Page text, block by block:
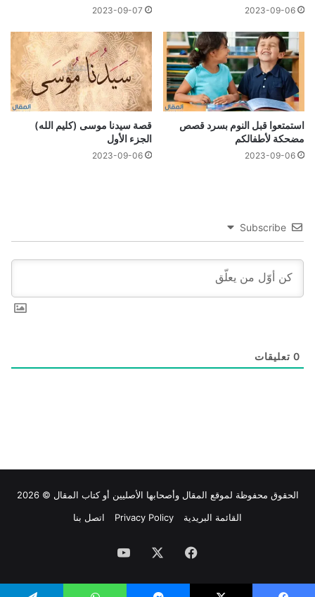
2023-09-06
2023-09-07
استمتعوا قبل النوم بسرد قصص
مضحكة لأطفالكم
2023-09-06
قصة سيدنا موسى (كليم الله)
الجزء الأول
2023-09-06
Subscribe
0 تعليقات
الحقوق محفوظة لموقع المقال وأصحابها الأصليين أو كتاب المقال © 2026
القائمة البريدية
Privacy Policy اتصل بنا
فيسبوك ‫YouTube